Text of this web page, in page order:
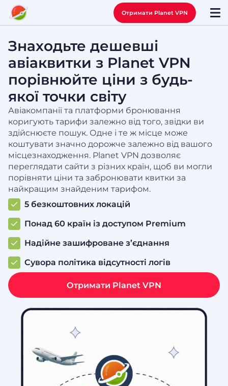
Отримати Planet VPN
Знаходьте дешевші
авіаквитки з Planet VPN
порівнюйте ціни з будь-
якої точки світу
Авіакомпанії та платформи бронювання
коригують тарифи залежно від того, звідки ви
здійснюєте пошук. Одне і те ж місце може
коштувати значно дорожче залежно від вашого
місцезнаходження. Planet VPN дозволяє
переглядати сайти з різних країн, щоб ви могли
порівняти ціни та забронювати квитки за
найкращим знайденим тарифом.
5 безкоштовних локацій
Понад 60 країн із доступом Premium
Надійне зашифроване з’єднання
Сувора політика відсутності логів
Отримати Planet VPN